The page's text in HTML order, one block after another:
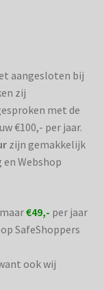
aangesloten bij
zij
met de
€100,- per jaar.
zijn gemakkelijk
Webshop
€49,- per jaar
SafeShoppers
ook wij